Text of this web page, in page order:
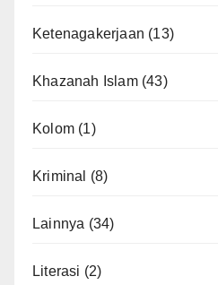
Ketenagakerjaan (13)
Khazanah Islam(43)
Kolom (1)
Kriminal (8)
Lainnya (34)
Literasi (2)